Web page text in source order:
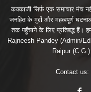
कक्काजी सिर्फ एक समाचार मंच
जनहित के मुद्दों और महत्वपूर्ण
तक पहुँचाने के लिए प्रतिबद्ध हैं।
Rajneesh Pandey (Admin/
Raipur
Contact us: